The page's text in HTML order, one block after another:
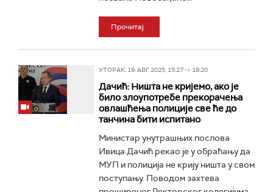
Прочитај
УТОРАК, 19. АВГ 2025, 15:27 -> 18:20
Дачић: Ништа не кријемо, ако је
било злоупотребе прекорачења
овлашћења полиције све ће до
танчина бити испитано
Министар унутрашњих послова
Ивица Дачић рекао је у обраћању да
МУП и полиција не крију ништа у свом
поступању. Поводом захтева